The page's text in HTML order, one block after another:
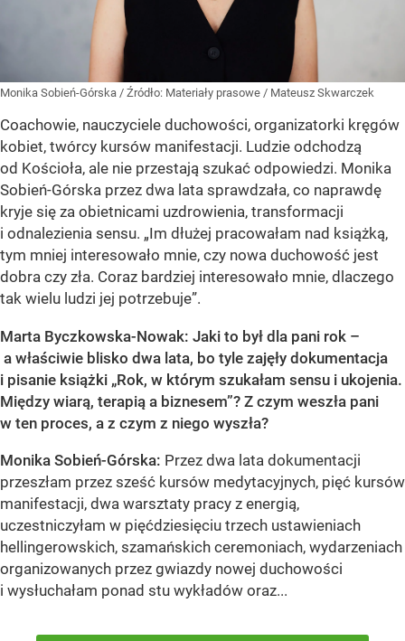
Monika Sobień-Górska / Źródło: Materiały prasowe / Mateusz Skwarczek
Coachowie, nauczyciele duchowości, organizatorki kręgów
kobiet, twórcy kursów manifestacji. Ludzie odchodzą
od Kościoła, ale nie przestają szukać odpowiedzi. Monika
Sobień-Górska przez dwa lata sprawdzała, co naprawdę
kryje się za obietnicami uzdrowienia, transformacji
i odnalezienia sensu. „Im dłużej pracowałam nad książką,
tym mniej interesowało mnie, czy nowa duchowość jest
dobra czy zła. Coraz bardziej interesowało mnie, dlaczego
tak wielu ludzi jej potrzebuje”.
Marta Byczkowska-Nowak: Jaki to był dla pani rok –
a właściwie blisko dwa lata, bo tyle zajęły dokumentacja
i pisanie książki „Rok, w którym szukałam sensu i ukojenia.
Między wiarą, terapią a biznesem”? Z czym weszła pani
w ten proces, a z czym z niego wyszła?
Monika Sobień-Górska: Przez dwa lata dokumentacji
przeszłam przez sześć kursów medytacyjnych, pięć kursów
manifestacji, dwa warsztaty pracy z energią,
uczestniczyłam w pięćdziesięciu trzech ustawieniach
hellingerowskich, szamańskich ceremoniach, wydarzeniach
organizowanych przez gwiazdy nowej duchowości
i wysłuchałam ponad stu wykładów oraz...